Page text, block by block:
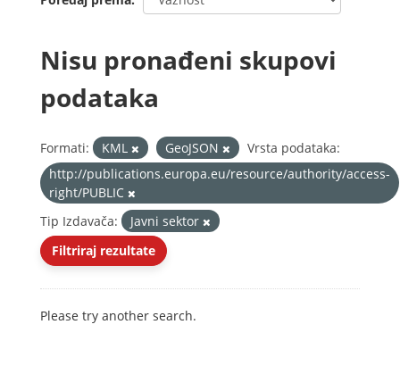
Nisu pronađeni skupovi
podataka
Formati: KML GeoJSON
Vrsta podataka:
http://publications.europa.eu/resource/authority/access-
right/PUBLIC
Tip Izdavača:
Javni sektor
Filtriraj rezultate
Please try another search.